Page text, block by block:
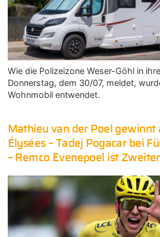
Wie die Polizeizone Weser-Göhl in
Donnerstag, dem 30/07, meldet,
Wohnmobil entwendet.
Mathieu van der Poel gewinnt
Élysées – Tadej Pogacar bei
– Remco Evenepoel ist Zweiter